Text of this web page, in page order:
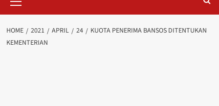
Menu
HOME 2021 APRIL 24
KUOTA PENERIMA BANSOS DITENTUKAN
KEMENTERIAN